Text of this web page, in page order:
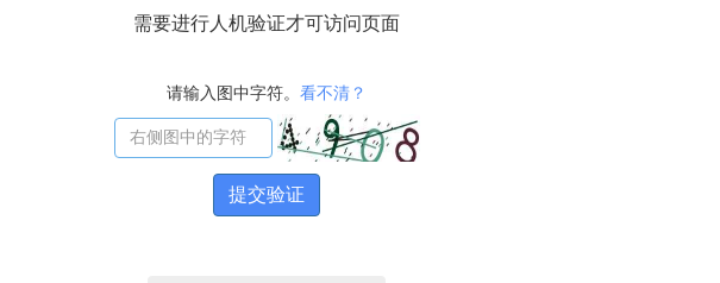
需要进行人机验证才可访问页面
请输入图中字符。 看不清？
提交验证